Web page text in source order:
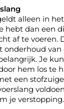
alleen in
hebt dan een
af te voeren.
onderhoud van
Je
hem los te
een
je verstopping.